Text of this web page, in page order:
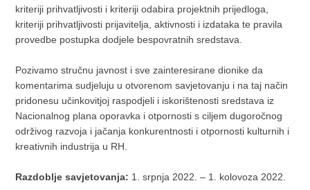
kriteriji prihvatljivosti i kriteriji odabira projektnih prijedloga,
kriteriji prihvatljivosti prijavitelja, aktivnosti i izdataka te pravila
provedbe postupka dodjele bespovratnih sredstava.
Pozivamo stručnu javnost i sve zainteresirane dionike da
komentarima sudjeluju u otvorenom savjetovanju i na taj način
pridonesu učinkovitjoj raspodjeli i iskorištenosti sredstava iz
Nacionalnog plana oporavka i otpornosti s ciljem dugoročnog
održivog razvoja i jačanja konkurentnosti i otpornosti kulturnih i
kreativnih industrija u RH.
Razdoblje savjetovanja: 1. srpnja 2022. – 1. kolovoza 2022.